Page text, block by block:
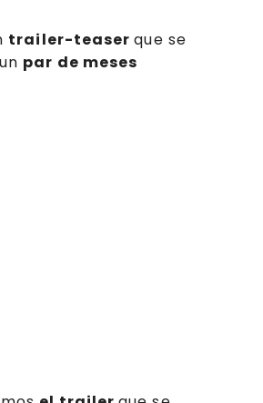
trailer-teaserque se
par de meses